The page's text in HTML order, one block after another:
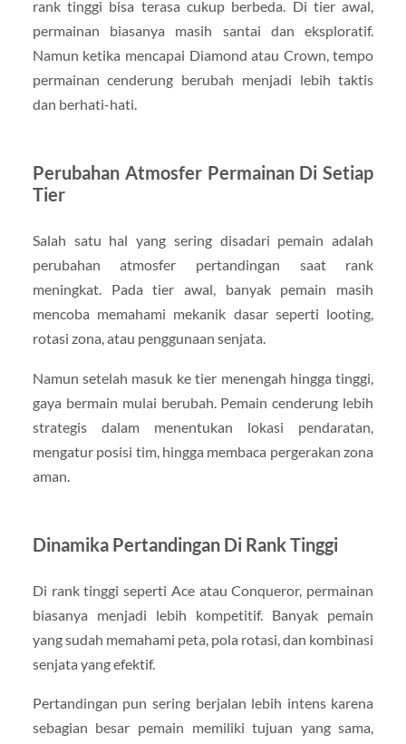
rank tinggi bisa terasa cukup berbeda. Di tier awal,
permainan biasanya masih santai dan eksploratif.
Namun ketika mencapai Diamond atau Crown, tempo
permainan cenderung berubah menjadi lebih taktis
dan berhati-hati.
Perubahan Atmosfer Permainan Di Setiap
Tier
Salah satu hal yang sering disadari pemain adalah
perubahan atmosfer pertandingan saat rank
meningkat. Pada tier awal, banyak pemain masih
mencoba memahami mekanik dasar seperti looting,
rotasi zona, atau penggunaan senjata.
Namun setelah masuk ke tier menengah hingga tinggi,
gaya bermain mulai berubah. Pemain cenderung lebih
strategis dalam menentukan lokasi pendaratan,
mengatur posisi tim, hingga membaca pergerakan zona
aman.
Dinamika Pertandingan Di Rank Tinggi
Di rank tinggi seperti Ace atau Conqueror, permainan
biasanya menjadi lebih kompetitif. Banyak pemain
yang sudah memahami peta, pola rotasi, dan kombinasi
senjata yang efektif.
Pertandingan pun sering berjalan lebih intens karena
sebagian besar pemain memiliki tujuan yang sama,